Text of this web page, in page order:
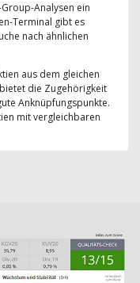
Analysen ein
Terminal gibt es
nach ähnlichen
aus dem gleichen
die Zugehörigkeit
Anknüpfungspunkte.
mit vergleichbaren